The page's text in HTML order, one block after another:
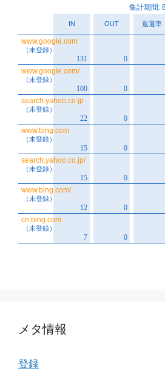
メタ情報
登録